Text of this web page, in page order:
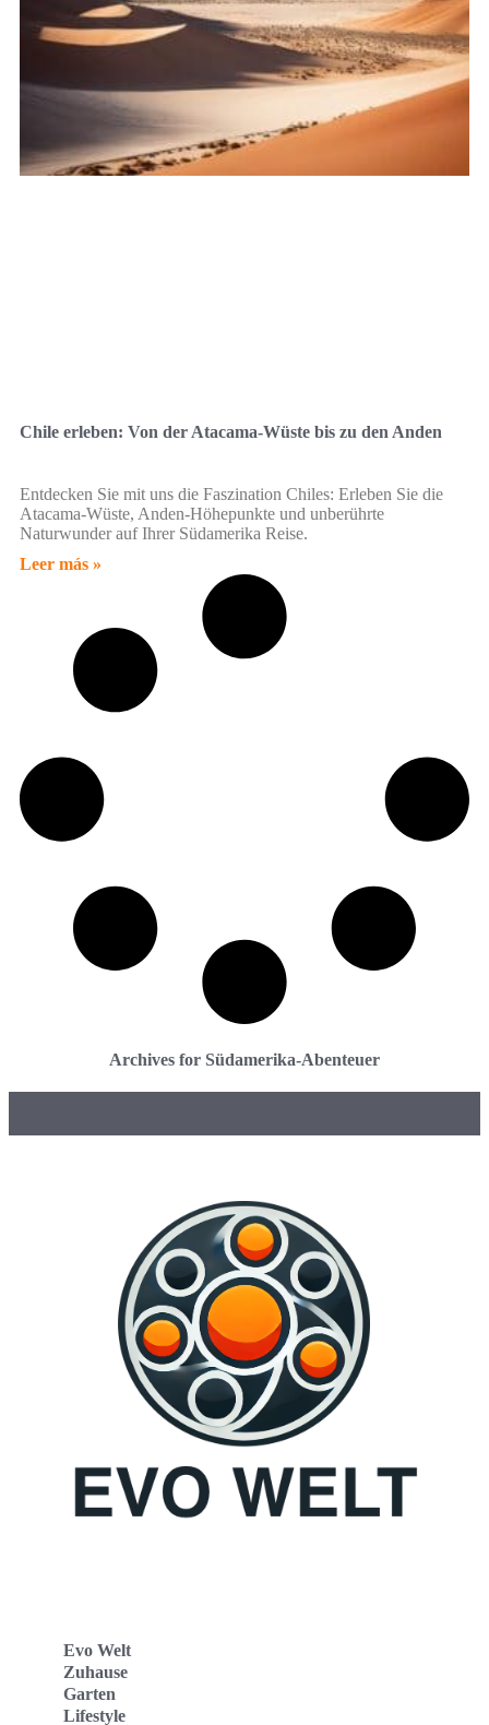
Chile erleben: Von der Atacama-Wüste bis zu den Anden
Entdecken Sie mit uns die Faszination Chiles: Erleben Sie die
Atacama-Wüste, Anden-Höhepunkte und unberührte
Naturwunder auf Ihrer Südamerika Reise.
Leer más »
Archives for Südamerika-Abenteuer
Evo Welt
Zuhause
Garten
Lifestyle